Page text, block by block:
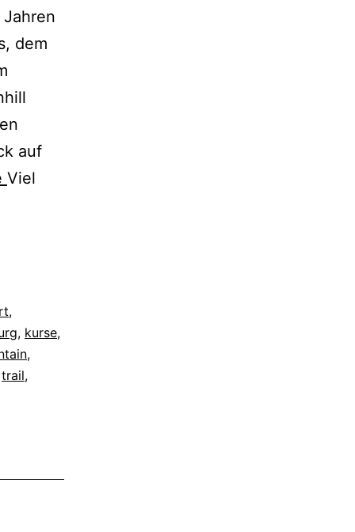
dem
auf
Viel
,
, kurse,
,
trail,